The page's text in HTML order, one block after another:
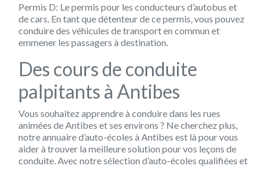
Permis D: Le permis pour les conducteurs d’autobus et
de cars. En tant que détenteur de ce permis, vous pouvez
conduire des véhicules de transport en commun et
emmener les passagers à destination.
Des cours de conduite
palpitants à Antibes
Vous souhaitez apprendre à conduire dans les rues
animées de Antibes et ses environs ? Ne cherchez plus,
notre annuaire d’auto-écoles à Antibes est là pour vous
aider à trouver la meilleure solution pour vos leçons de
conduite. Avec notre sélection d’auto-écoles qualifiées et